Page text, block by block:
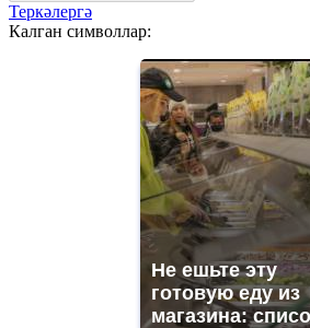
Теркәлергә
Калган символлар:
Не ешьте эту
готовую еду из
магазина: